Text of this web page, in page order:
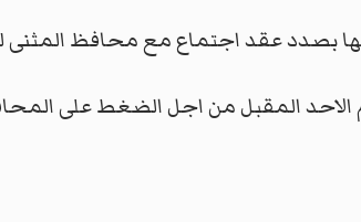
بصدد عقد اجتماع مع محافظ
المقبل من اجل الضغط على